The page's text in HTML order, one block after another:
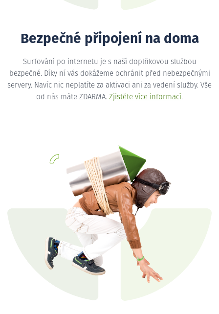
Bezpečné připojení na doma
Surfování po internetu je s naší doplňkovou službou
bezpečné. Díky ní vás dokážeme ochránit před nebezpečnými
servery. Navíc nic neplatíte za aktivaci ani za vedení služby. Vše
od nás máte ZDARMA. Zjistěte více informací.